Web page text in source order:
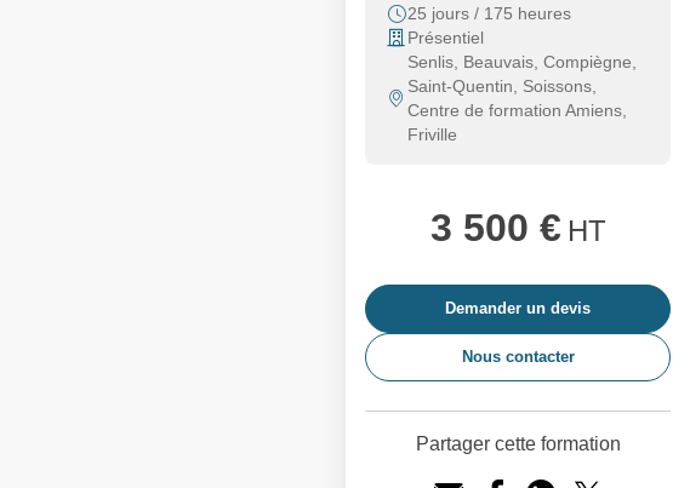
25 jours / 175 heures
Présentiel
Senlis, Beauvais, Compiègne,
Saint-Quentin, Soissons,
Centre de formation Amiens,
Friville
3 500 € HT
Demander un devis
Nous contacter
Partager cette formation